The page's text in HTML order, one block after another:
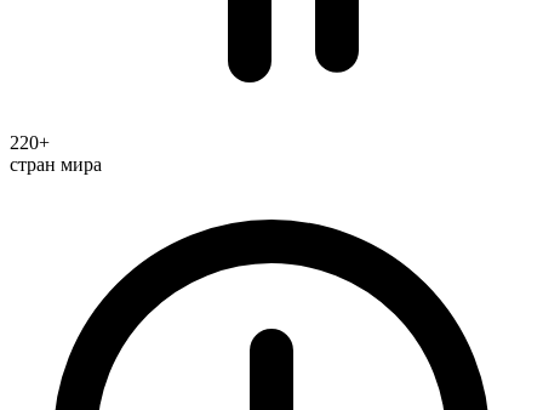
220+
стран мира